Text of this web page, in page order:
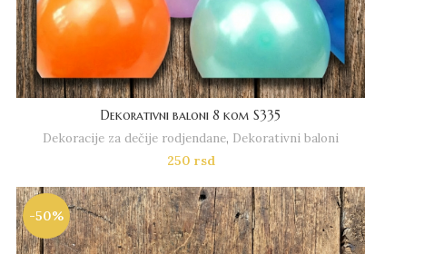
Dekorativni baloni 8 kom S335
Dekoracije za dečije rodjendane, Dekorativni baloni
250 rsd
-50%